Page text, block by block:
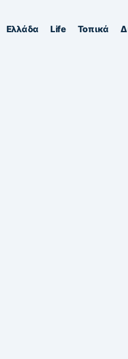
Ελλάδα Life Τοπικά